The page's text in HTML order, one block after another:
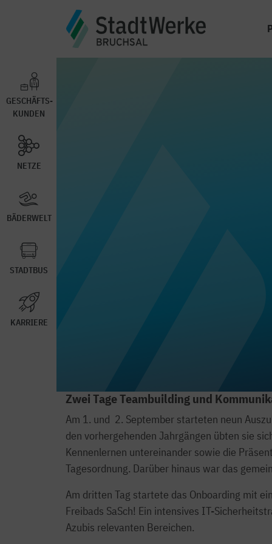
GESCHÄFTS-
KUNDEN
NETZE
BÄDERWELT
STADTBUS
KARRIERE
Zwei Tage Teambuilding und
Am 1. und 2. September starteten neun
den vorhergehenden Jahrgängen übten sie
Kennenlernen untereinander sowie die
Tagesordnung. Darüber hinaus war das
Am dritten Tag startete das Onboarding mit
Freibads SaSch! Ein intensives IT-
Azubis relevanten Bereichen.